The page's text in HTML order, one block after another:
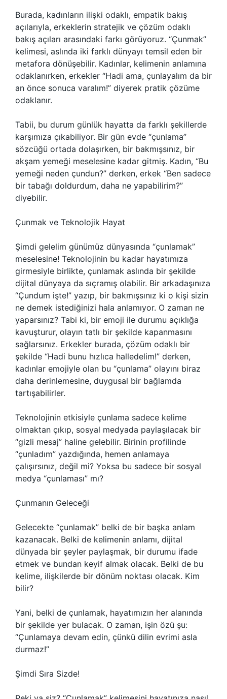
Burada, kadınların ilişki odaklı, empatik bakış
açılarıyla, erkeklerin stratejik ve çözüm odaklı
bakış açıları arasındaki farkı görüyoruz. “Çunmak”
kelimesi, aslında iki farklı dünyayı temsil eden bir
metafora dönüşebilir. Kadınlar, kelimenin anlamına
odaklanırken, erkekler “Hadi ama, çunlayalım da bir
an önce sonuca varalım!” diyerek pratik çözüme
odaklanır.
Tabii, bu durum günlük hayatta da farklı şekillerde
karşımıza çıkabiliyor. Bir gün evde “çunlama”
sözcüğü ortada dolaşırken, bir bakmışsınız, bir
akşam yemeği meselesine kadar gitmiş. Kadın, “Bu
yemeği neden çundun?” derken, erkek “Ben sadece
bir tabağı doldurdum, daha ne yapabilirim?”
diyebilir.
Çunmak ve Teknolojik Hayat
Şimdi gelelim günümüz dünyasında “çunlamak”
meselesine! Teknolojinin bu kadar hayatımıza
girmesiyle birlikte, çunlamak aslında bir şekilde
dijital dünyaya da sıçramış olabilir. Bir arkadaşınıza
“Çundum işte!” yazıp, bir bakmışsınız ki o kişi sizin
ne demek istediğinizi hala anlamıyor. O zaman ne
yaparsınız? Tabi ki, bir emoji ile durumu açıklığa
kavuşturur, olayın tatlı bir şekilde kapanmasını
sağlarsınız. Erkekler burada, çözüm odaklı bir
şekilde “Hadi bunu hızlıca halledelim!” derken,
kadınlar emojiyle olan bu “çunlama” olayını biraz
daha derinlemesine, duygusal bir bağlamda
tartışabilirler.
Teknolojinin etkisiyle çunlama sadece kelime
olmaktan çıkıp, sosyal medyada paylaşılacak bir
“gizli mesaj” haline gelebilir. Birinin profilinde
“çunladım” yazdığında, hemen anlamaya
çalışırsınız, değil mi? Yoksa bu sadece bir sosyal
medya “çunlaması” mı?
Çunmanın Geleceği
Gelecekte “çunlamak” belki de bir başka anlam
kazanacak. Belki de kelimenin anlamı, dijital
dünyada bir şeyler paylaşmak, bir durumu ifade
etmek ve bundan keyif almak olacak. Belki de bu
kelime, ilişkilerde bir dönüm noktası olacak. Kim
bilir?
Yani, belki de çunlamak, hayatımızın her alanında
bir şekilde yer bulacak. O zaman, işin özü şu:
“Çunlamaya devam edin, çünkü dilin evrimi asla
durmaz!”
Şimdi Sıra Sizde!